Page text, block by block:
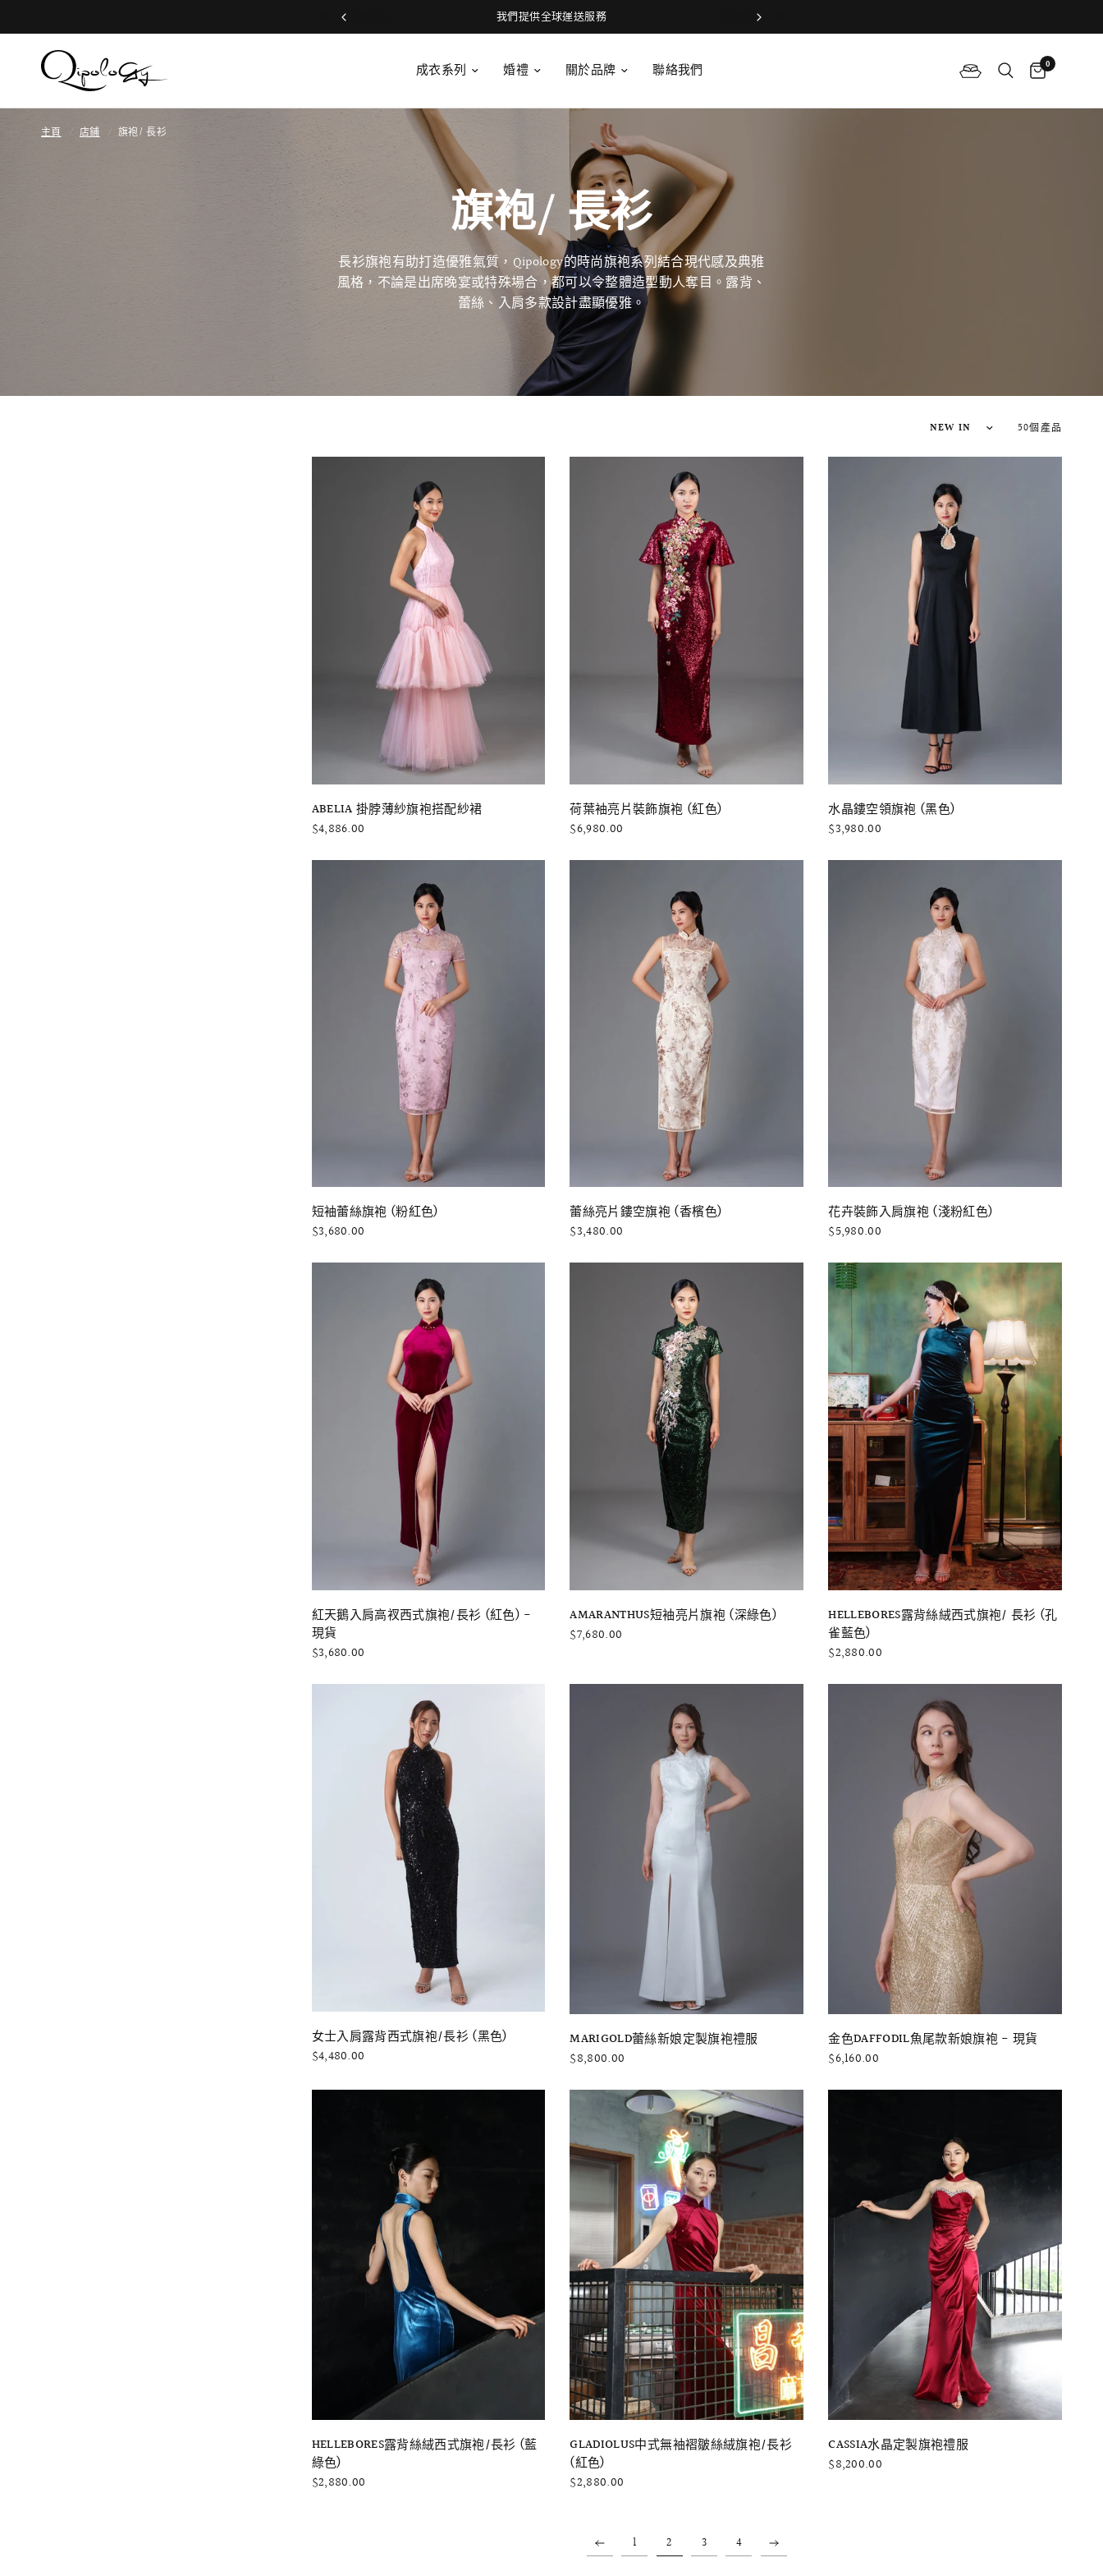
我們提供全球運送服務
成衣系列 婚禮 關於品牌 聯絡我們 0
主頁 店鋪 旗袍/ 長衫
旗袍/ 長衫
長衫旗袍有助打造優雅氣質，Qipology的時尚旗袍系列結合現代感及典雅
風格，不論是出席晚宴或特殊場合，都可以令整體造型動人奪目。露背、
蕾絲、入肩多款設計盡顯優雅。
50個產品
快速瀏覽
ABELIA 掛脖薄紗旗袍搭配紗裙
$4,886.00
快速瀏覽
荷葉袖亮片裝飾旗袍 (紅色)
$6,980.00
快速瀏覽
水晶鏤空領旗袍 (黑色)
$3,980.00
快速瀏覽
短袖蕾絲旗袍 (粉紅色)
$3,680.00
快速瀏覽
蕾絲亮片鏤空旗袍 (香檳色)
$3,480.00
快速瀏覽
花卉裝飾入肩旗袍 (淺粉紅色)
$5,980.00
快速瀏覽
紅天鵝入肩高衩西式旗袍/長衫 (紅色) -
現貨
$3,680.00
快速瀏覽
AMARANTHUS短袖亮片旗袍 (深綠色)
$7,680.00
快速瀏覽
HELLEBORES露背絲絨西式旗袍/ 長衫 (孔
雀藍色)
$2,880.00
快速瀏覽
女士入肩露背西式旗袍/長衫 (黑色)
$4,480.00
快速瀏覽
MARIGOLD蕾絲新娘定製旗袍禮服
$8,800.00
快速瀏覽
金色DAFFODIL魚尾款新娘旗袍 - 現貨
$6,160.00
快速瀏覽
HELLEBORES露背絲絨西式旗袍/長衫 (藍
綠色)
$2,880.00
快速瀏覽
GLADIOLUS中式無袖褶皺絲絨旗袍/長衫
(紅色)
$2,880.00
快速瀏覽
CASSIA水晶定製旗袍禮服
$8,200.00
1 2 3 4